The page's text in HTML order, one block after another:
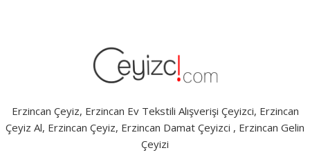
Erzincan Çeyiz, Erzincan Ev Tekstili Alışverişi Çeyizci, Erzincan
Çeyiz Al, Erzincan Çeyiz, Erzincan Damat Çeyizci , Erzincan Gelin
Çeyizi